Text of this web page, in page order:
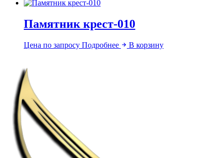
Памятник крест-010
Цена по запросу Подробнее В корзину